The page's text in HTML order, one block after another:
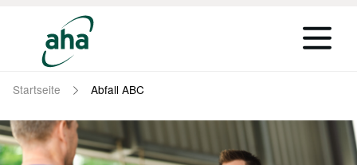
Startseite Abfall ABC